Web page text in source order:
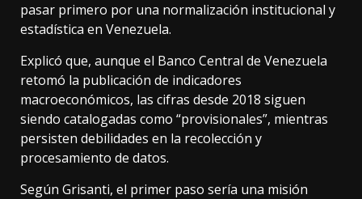
pasar primero por una normalización institucional y
estadística en Venezuela.
Explicó que, aunque el Banco Central de Venezuela
retomó la publicación de indicadores
macroeconómicos, las cifras desde 2018 siguen
siendo catalogadas como “provisionales”, mientras
persisten debilidades en la recolección y
procesamiento de datos.
Según Grisanti, el primer paso sería una misión